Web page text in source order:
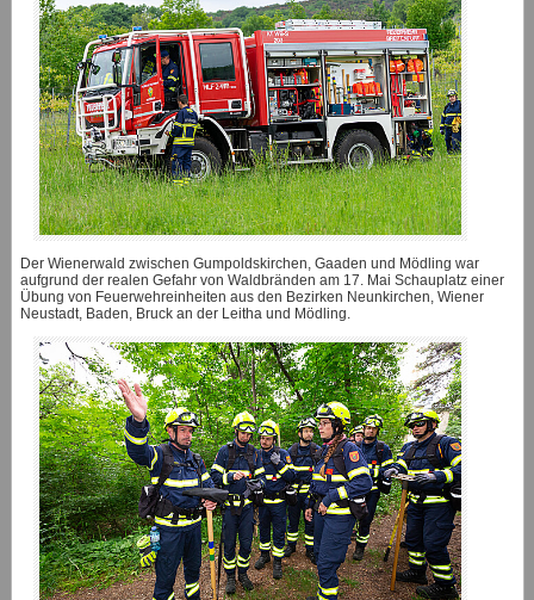
Der Wienerwald zwischen Gumpoldskirchen, Gaaden und Mödling war
aufgrund der realen Gefahr von Waldbränden am 17. Mai Schauplatz einer
Übung von Feuerwehreinheiten aus den Bezirken Neunkirchen, Wiener
Neustadt, Baden, Bruck an der Leitha und Mödling.